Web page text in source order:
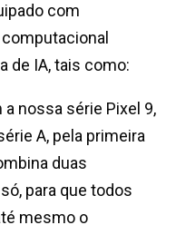
com
de IA, tais como:
a nossa série Pixel 9,
A, pela primeira
duas
para que todos
mesmo o